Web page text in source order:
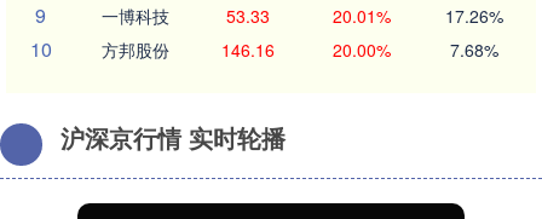
9 一博科技 53.33 20.01% 17.26%
10 方邦股份 146.16 20.00% 7.68%
沪深京行情 实时轮播